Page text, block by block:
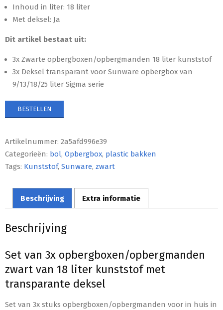
Inhoud in liter: 18 liter
Met deksel: Ja
Dit artikel bestaat uit:
3x Zwarte opbergboxen/opbergmanden 18 liter kunststof
3x Deksel transparant voor Sunware opbergbox van
9/13/18/25 liter Sigma serie
BESTELLEN
Artikelnummer: 2a5afd996e39
Categorieën: bol, Opbergbox, plastic bakken
Tags: Kunststof, Sunware, zwart
Beschrijving Extra informatie
Beschrijving
Set van 3x opbergboxen/opbergmanden
zwart van 18 liter kunststof met
transparante deksel
Set van 3x stuks opbergboxen/opbergmanden voor in huis in